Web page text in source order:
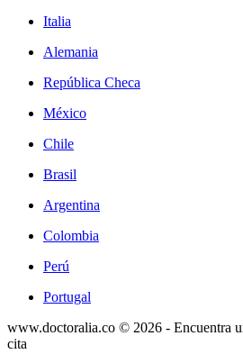
Italia
Alemania
República Checa
México
Chile
Brasil
Argentina
Colombia
Perú
Portugal
www.doctoralia.co © 2026 - Encuentra
cita